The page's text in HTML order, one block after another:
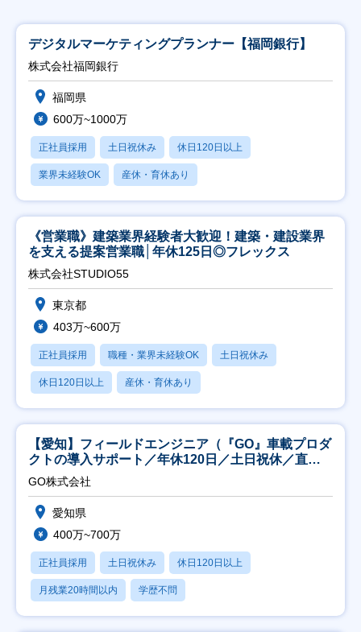
デジタルマーケティングプランナー【福岡銀行】
株式会社福岡銀行
福岡県
600万~1000万
正社員採用 土日祝休み 休日120日以上
業界未経験OK 産休・育休あり
《営業職》建築業界経験者大歓迎！建築・建設業界
を支える提案営業職│年休125日◎フレックス
株式会社STUDIO55
東京都
403万~600万
正社員採用 職種・業界未経験OK 土日祝休み
休日120日以上 産休・育休あり
【愛知】フィールドエンジニア（『GO』車載プロダ
クトの導入サポート／年休120日／土日祝休／直行
直帰
GO株式会社
愛知県
400万~700万
正社員採用 土日祝休み 休日120日以上
月残業20時間以内 学歴不問